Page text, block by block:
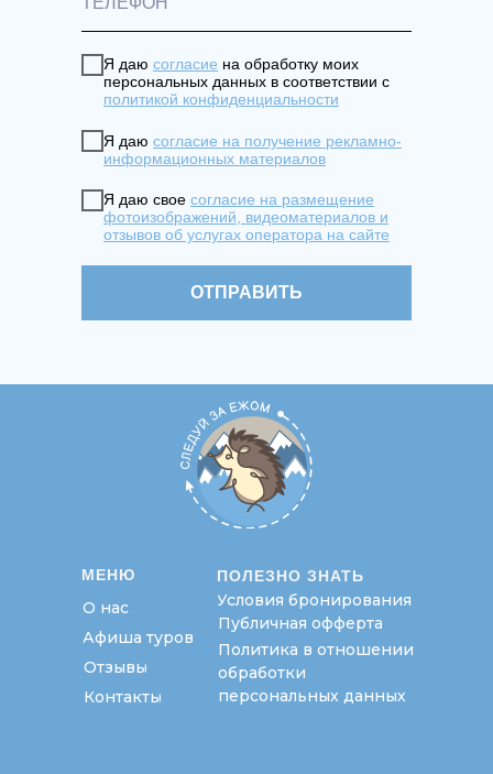
Я даю согласие на обработку моих
персональных данных в соответствии с
политикой конфиденциальности
Я даю согласие на получение рекламно-
информационных материалов
Я даю свое согласие на размещение
фотоизображений, видеоматериалов и
отзывов об услугах оператора на сайте
ОТПРАВИТЬ
МЕНЮ ПОЛЕЗНО ЗНАТЬ
О нас
Афиша туров
Отзывы
Контакты
Политика в отношении
обработки
персональных данных
Публичная офферта
Условия бронирования